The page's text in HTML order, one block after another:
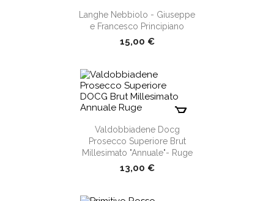
shopping_cart
Langhe Nebbiolo - Giuseppe
e Francesco Principiano
15,00 €
shopping_cart
Valdobbiadene Docg
Prosecco Superiore Brut
Millesimato "Annuale"- Ruge
13,00 €